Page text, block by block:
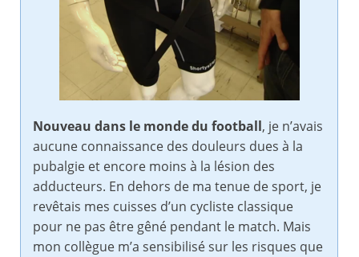
Nouveau dans le monde du football, je n’avais
aucune connaissance des douleurs dues à la
pubalgie et encore moins à la lésion des
adducteurs. En dehors de ma tenue de sport, je
revêtais mes cuisses d’un cycliste classique
pour ne pas être gêné pendant le match. Mais
mon collègue m’a sensibilisé sur les risques que